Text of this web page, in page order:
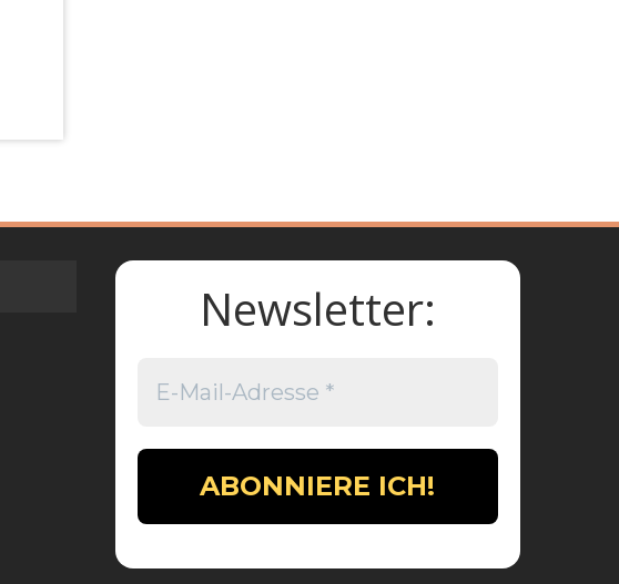
Newsletter: